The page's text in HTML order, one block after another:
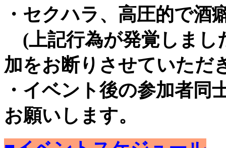
・セクハラ、高圧的で酒
(上記行為が発覚しまし
加をお断りさせていただ
・イベント後の参加者同
お願いします。